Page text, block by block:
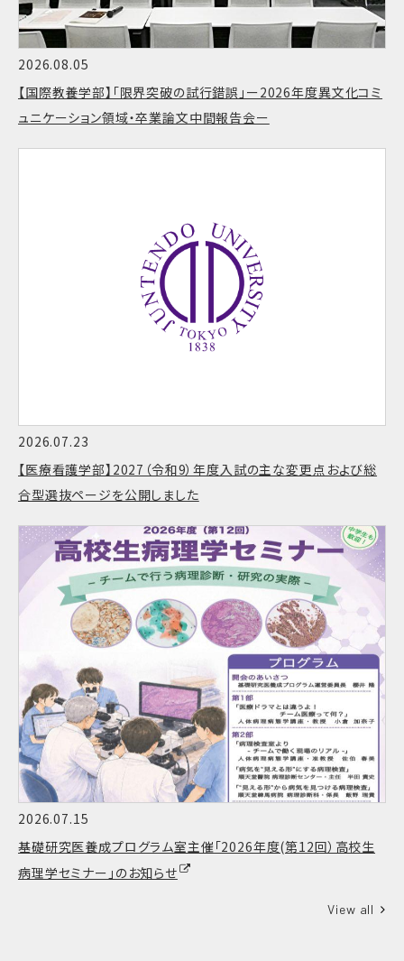
2026.08.05
【国際教養学部】「限界突破の試行錯誤」ー2026年度異文化コミ
ュニケーション領域・卒業論文中間報告会ー
2026.07.23
【医療看護学部】2027（令和9）年度入試の主な変更点および総
合型選抜ページを公開しました
2026.07.15
基礎研究医養成プログラム室主催「2026年度(第12回）高校生
病理学セミナー」のお知らせ
View all